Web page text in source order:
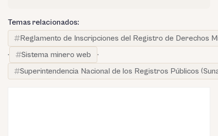
Temas relacionados:
Reglamento de Inscripciones del Registro de Derechos
·
Sistema minero web
·
Superintendencia Nacional de los Registros Públicos